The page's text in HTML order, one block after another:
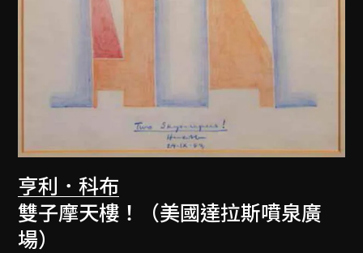
亨利．科布
雙子摩天樓！（美國達拉斯噴泉廣
場）